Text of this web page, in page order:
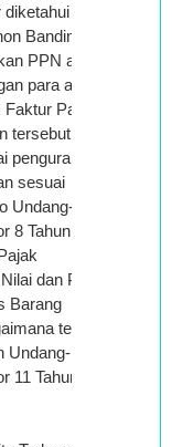
diketahui
Banding
PPN atas
para agen
Pajak
tersebut
pengurang
sesuai
Undang-
8 Tahun
dan Pajak
Barang
telah
Undang-
11 Tahun